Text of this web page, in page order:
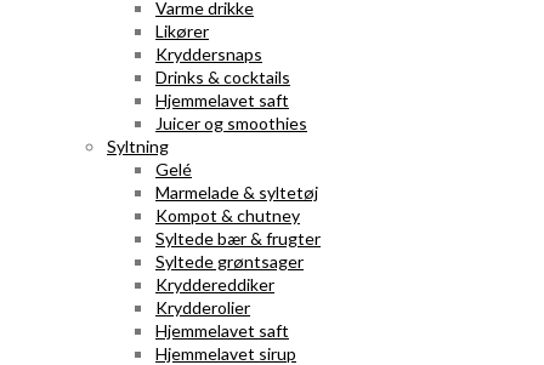
Varme drikke
Likører
Kryddersnaps
Drinks & cocktails
Hjemmelavet saft
Juicer og smoothies
Syltning
Gelé
Marmelade & syltetøj
Kompot & chutney
Syltede bær & frugter
Syltede grøntsager
Kryddereddiker
Krydderolier
Hjemmelavet saft
Hjemmelavet sirup